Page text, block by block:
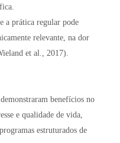
a prática regular pode
relevante, na dor
et al., 2017).
benefícios no
e qualidade de vida,
estruturados de